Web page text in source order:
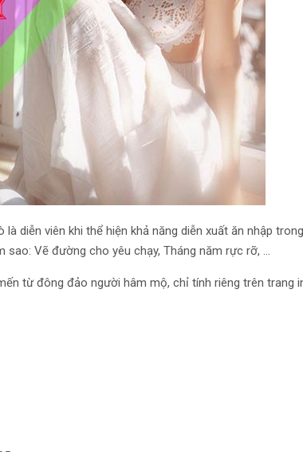
diễn viên khi thể hiện khả năng diễn xuất ăn nhập
sao: Vẽ đường cho yêu chạy, Tháng năm rực rỡ, …
từ đông đảo người hâm mộ, chỉ tính riêng trên trang